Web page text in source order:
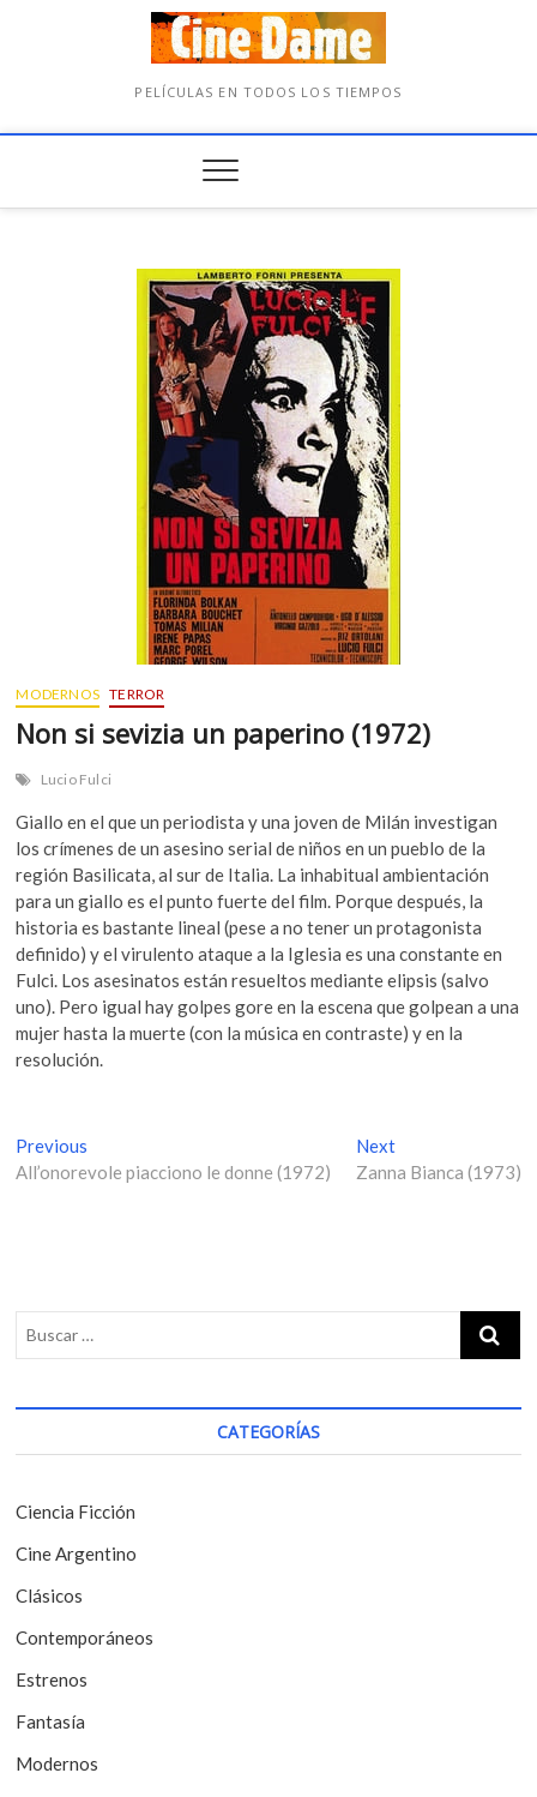
PELÍCULAS EN TODOS LOS TIEMPOS
MODERNOS TERROR
Non si sevizia un paperino (1972)
Lucio Fulci
Giallo en el que un periodista y una joven de Milán investigan
los crímenes de un asesino serial de niños en un pueblo de la
región Basilicata, al sur de Italia. La inhabitual ambientación
para un giallo es el punto fuerte del film. Porque después, la
historia es bastante lineal (pese a no tener un protagonista
definido) y el virulento ataque a la Iglesia es una constante en
Fulci. Los asesinatos están resueltos mediante elipsis (salvo
uno). Pero igual hay golpes gore en la escena que golpean a una
mujer hasta la muerte (con la música en contraste) y en la
resolución.
N
a
g
a
i
ó
n
e
e
n
t
r
a
Previous
r
p
s
:
All’onorevole piacciono le donne (1972)
NextN
e
:
Zanna Bianca (1973)
CATEGORÍAS
Ciencia Ficción
Cine Argentino
Clásicos
Contemporáneos
Estrenos
Fantasía
Modernos